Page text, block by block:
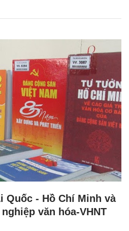
Quốc - Hồ Chí Minh và
văn hóa-VHNT